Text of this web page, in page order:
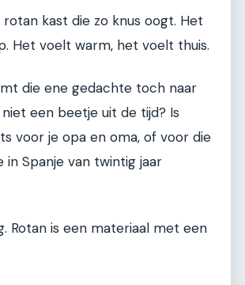
kast die zo knus oogt. Het
Het voelt warm, het voelt thuis.
die ene gedachte toch naar
een beetje uit de tijd? Is
voor je opa en oma, of voor die
in Spanje van twintig jaar
Rotan is een materiaal met een